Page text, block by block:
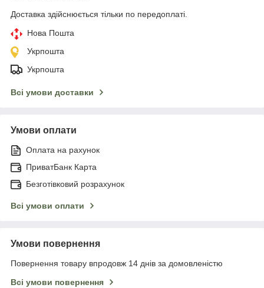
Доставка здійснюється тільки по передоплаті.
Нова Пошта
Укрпошта
Укрпошта
Всі умови доставки
Умови оплати
Оплата на рахунок
ПриватБанк Карта
Безготівковий розрахунок
Всі умови оплати
Умови повернення
Повернення товару впродовж 14 днів за домовленістю
Всі умови повернення